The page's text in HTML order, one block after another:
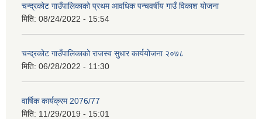
चन्द्रकोट गाउँपालिकाको प्रथम आवधिक पन्चवर्षीय गाउँ विकाश योजना
मिति: 08/24/2022 - 15:54
चन्द्रकोट गाउँपालिकाको राजस्व सुधार कार्ययोजना २०७८
मिति: 06/28/2022 - 11:30
वार्षिक कार्यक्रम 2076/77
मिति: 11/29/2019 - 15:01